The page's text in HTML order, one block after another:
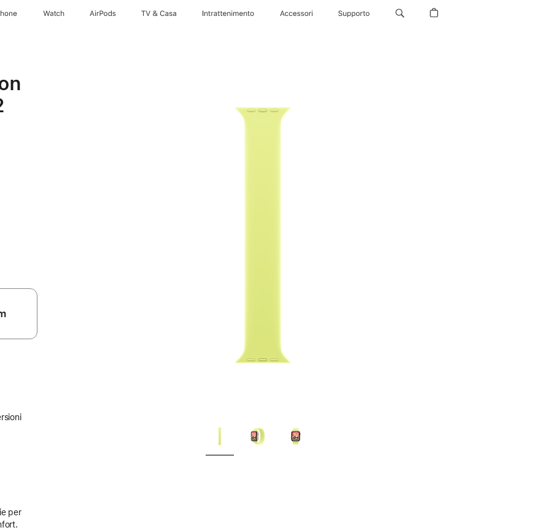
Watch AirPods TV & Casa Intrattenimento Accessori Supporto
per